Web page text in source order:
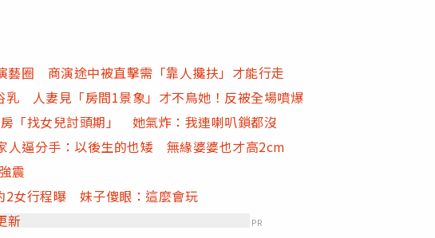
藝圈 商演途中被直擊需「靠人攙扶」才能行走
乳 人妻見「房間1景象」才不鳥她！反被全場噴爆
「找女兒討頭期」 她氣炸：我連喇叭鎖都沒
人逼分手：以後生的也矮 無緣婆婆也才高2cm
震
2女行程曝 妹子傻眼：這麼會玩
新
PR